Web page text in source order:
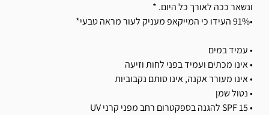
ונשאר ככה לאורך כל היום. *
•91% העידו כי המייקאפ מעניק לעור מראה טבעי*
• עמיד במים
• אינו מכתים ועמיד בפני לחות וזיעה
• אינו מעורר אקנה, אינו סותם נקבוביות
• נטול שמן
• SPF 15 להגנה בספקטרום רחב מפני קרני UV